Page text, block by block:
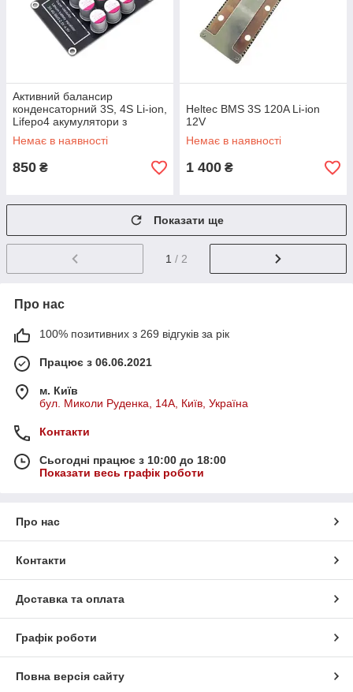
Активний балансир
конденсаторний 3S, 4S Li-ion,
Lifepo4 акумулятори з
струмом балансу до 5,5A
Немає в наявності
850 ₴
Heltec BMS 3S 120A Li-ion
12V
Немає в наявності
1 400 ₴
Показати ще
1 / 2
Про нас
100% позитивних з 269 відгуків за рік
Працює з 06.06.2021
м. Київ
бул. Миколи Руденка, 14А, Київ, Україна
Контакти
Сьогодні працює з 10:00 до 18:00
Показати весь графік роботи
Про нас
Контакти
Доставка та оплата
Графік роботи
Повна версія сайту